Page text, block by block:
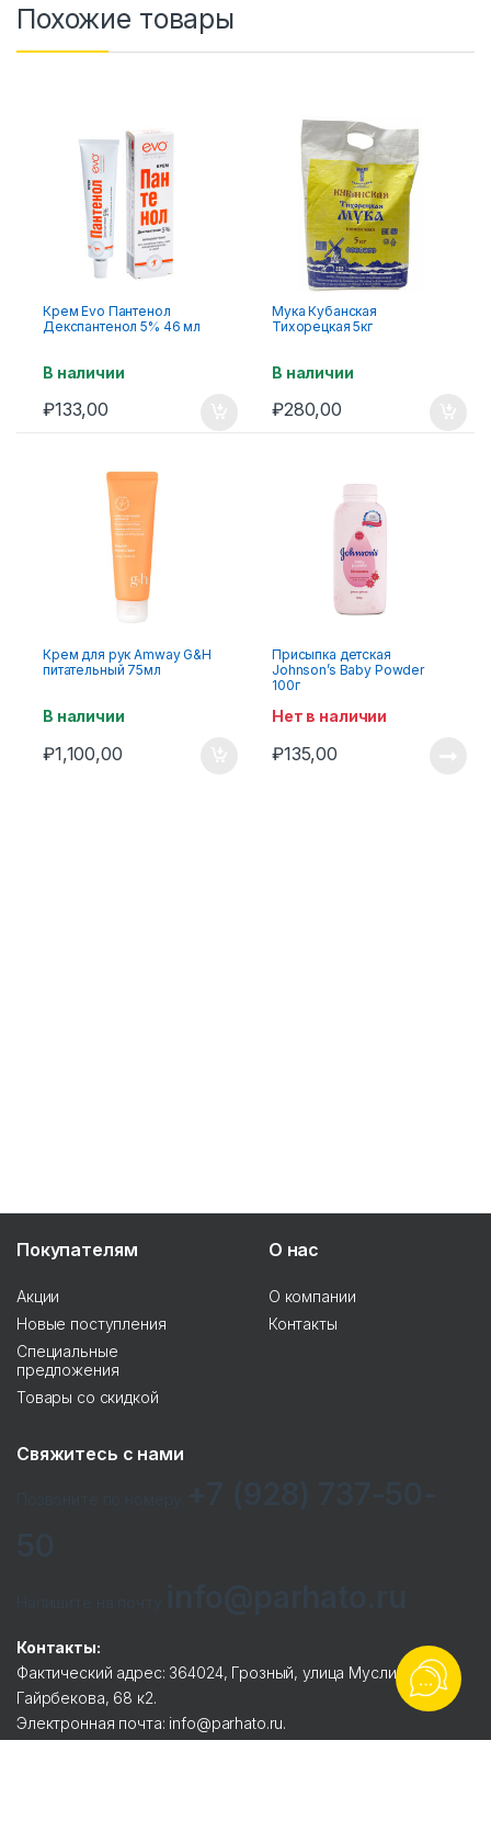
Похожие товары
Крем Evo Пантенол
Декспантенол 5% 46 мл
В наличии
₽133,00
Мука Кубанская
Тихорецкая 5кг
В наличии
₽280,00
Крем для рук Amway G&H
питательный 75мл
В наличии
₽1,100,00
Присыпка детская
Johnson’s Baby Powder
100г
Нет в наличии
₽135,00
Покупателям
Акции
Новые поступления
Специальные
предложения
Товары со скидкой
О нас
О компании
Контакты
Свяжитесь с нами
Контакты:
Фактический адрес: 364024, Грозный, улица Муслима
Гайрбекова, 68 к2.
Электронная почта: info@parhato.ru.